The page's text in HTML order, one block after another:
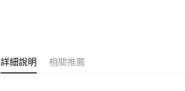
詳細說明 相關推薦